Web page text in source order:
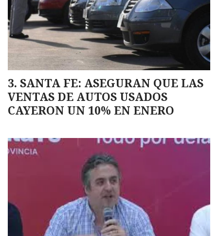
SANTA FE: ASEGURAN QUE LAS
VENTAS DE AUTOS USADOS
CAYERON UN 10% EN ENERO